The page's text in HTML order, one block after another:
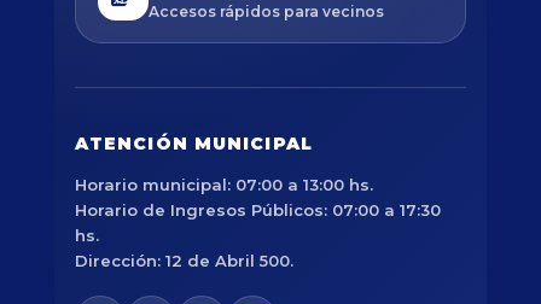
Accesos rápidos para vecinos
ATENCIÓN MUNICIPAL
Horario municipal: 07:00 a 13:00 hs.
Horario de Ingresos Públicos: 07:00 a 17:30
hs.
Dirección: 12 de Abril 500.